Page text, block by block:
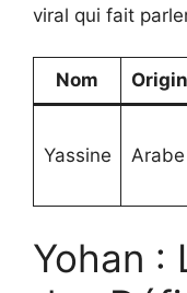
viral qui fait
Nom
Yassine Arabe
Yohan :